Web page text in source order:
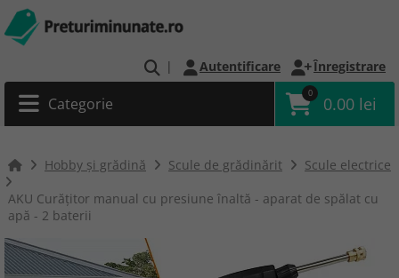
| Autentificare Înregistrare
Categorie
0
0.00 lei
Hobby și grădină Scule de grădinărit
Scule electrice
AKU Curățitor manual cu presiune înaltă - aparat de spălat cu
apă - 2 baterii